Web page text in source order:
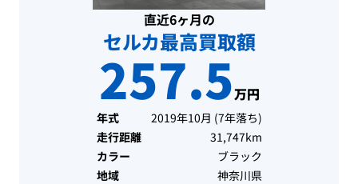
直近6ヶ月の
セルカ最高買取額
257.5万円
年式 2019年10月 (7年落ち)
走行距離
31,747km
カラー
ブラック
地域
神奈川県